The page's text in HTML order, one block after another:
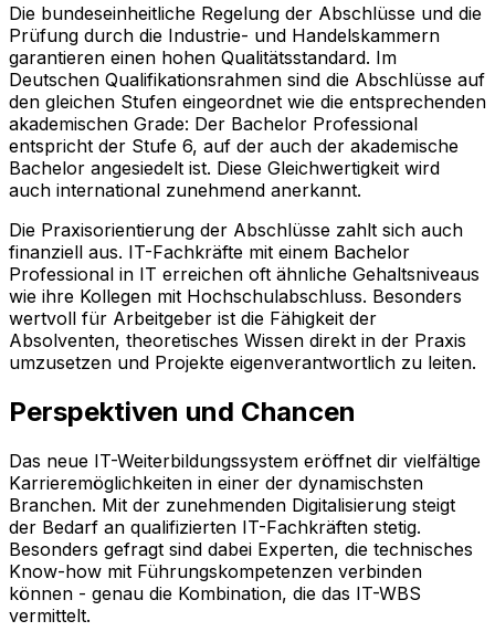
Die bundeseinheitliche Regelung der Abschlüsse und die
Prüfung durch die Industrie- und Handelskammern
garantieren einen hohen Qualitätsstandard. Im
Deutschen Qualifikationsrahmen sind die Abschlüsse auf
den gleichen Stufen eingeordnet wie die entsprechenden
akademischen Grade: Der Bachelor Professional
entspricht der Stufe 6, auf der auch der akademische
Bachelor angesiedelt ist. Diese Gleichwertigkeit wird
auch international zunehmend anerkannt.
Die Praxisorientierung der Abschlüsse zahlt sich auch
finanziell aus. IT-Fachkräfte mit einem Bachelor
Professional in IT erreichen oft ähnliche Gehaltsniveaus
wie ihre Kollegen mit Hochschulabschluss. Besonders
wertvoll für Arbeitgeber ist die Fähigkeit der
Absolventen, theoretisches Wissen direkt in der Praxis
umzusetzen und Projekte eigenverantwortlich zu leiten.
Perspektiven und Chancen
Das neue IT-Weiterbildungssystem eröffnet dir vielfältige
Karrieremöglichkeiten in einer der dynamischsten
Branchen. Mit der zunehmenden Digitalisierung steigt
der Bedarf an qualifizierten IT-Fachkräften stetig.
Besonders gefragt sind dabei Experten, die technisches
Know-how mit Führungskompetenzen verbinden
können - genau die Kombination, die das IT-WBS
vermittelt.